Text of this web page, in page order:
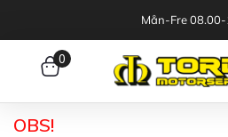
Mån-Fre
0
OBS!